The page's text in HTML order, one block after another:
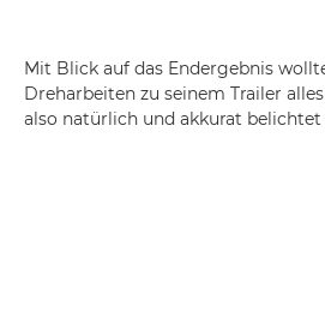
Mit Blick auf das Endergebnis
Dreharbeiten zu seinem Trailer
also natürlich und akkurat